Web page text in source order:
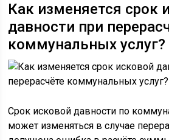
Как изменяется срок
давности при
коммунальных услуг?
Срок исковой давности по
может изменяться в случае